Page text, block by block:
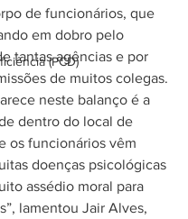
(PCD)
de funcionários, que
em dobro pelo
tantas agências e por
de muitos colegas.
neste balanço é a
dentro do local de
os funcionários vêm
doenças psicológicas
assédio moral para
lamentou Jair Alves,